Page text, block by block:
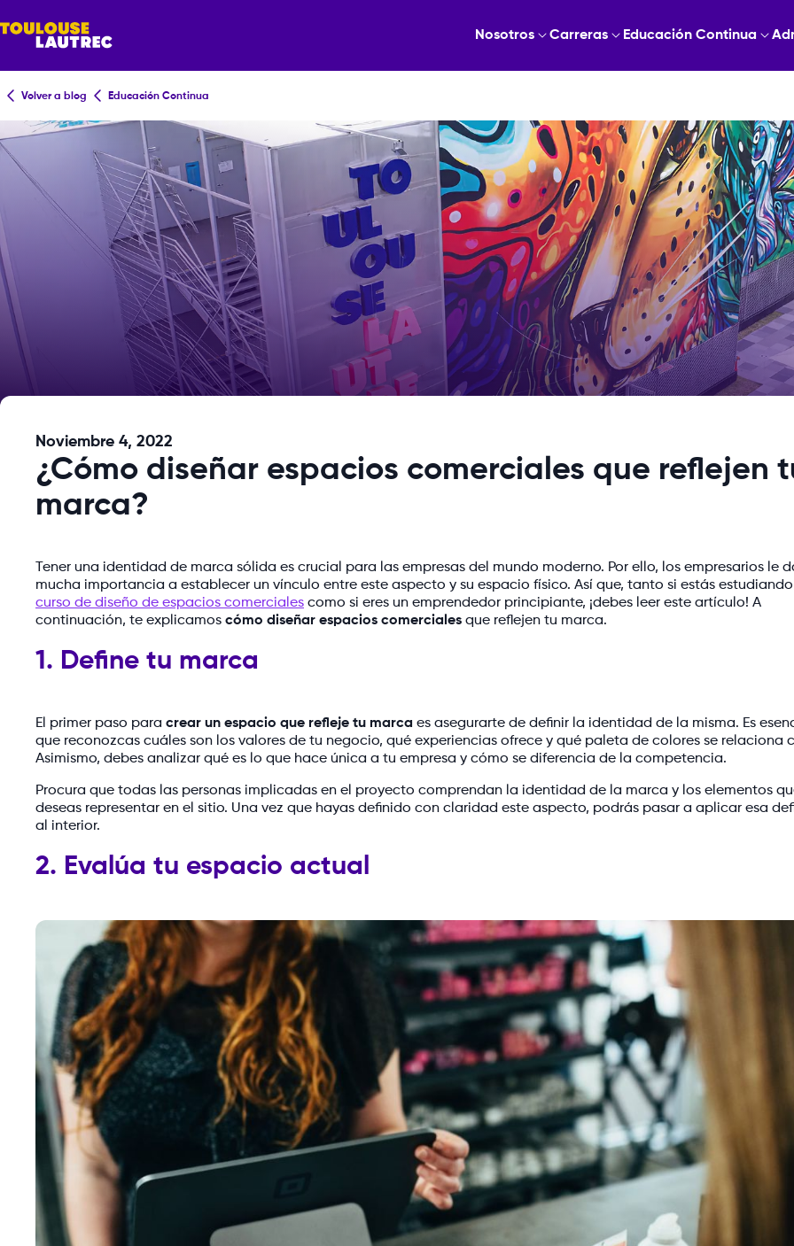
Nosotros Carreras Educación Continua
Volver a blog Educación Continua
Noviembre 4, 2022
¿Cómo diseñar espacios comerciales que reflejen
marca?
Tener una identidad de marca sólida es crucial para las empresas del mundo moderno. Por ello, los empresarios le
mucha importancia a establecer un vínculo entre este aspecto y su espacio físico. Así que, tanto si estás
curso de diseño de espacios comerciales como si eres un emprendedor principiante, ¡debes leer este artículo! A
continuación, te explicamos cómo diseñar espacios comerciales que reflejen tu marca.
1. Define tu marca
El primer paso para crear un espacio que refleje tu marca es asegurarte de definir la identidad de la misma. Es
que reconozcas cuáles son los valores de tu negocio, qué experiencias ofrece y qué paleta de colores se relaciona
Asimismo, debes analizar qué es lo que hace única a tu empresa y cómo se diferencia de la competencia.
Procura que todas las personas implicadas en el proyecto comprendan la identidad de la marca y los elementos
deseas representar en el sitio. Una vez que hayas definido con claridad este aspecto, podrás pasar a aplicar esa
al interior.
2. Evalúa tu espacio actual